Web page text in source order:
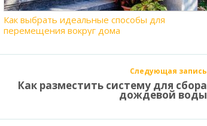
Как выбрать идеальные способы для
перемещения вокруг дома
Следующая запись
Как разместить систему для сбора
дождевой воды